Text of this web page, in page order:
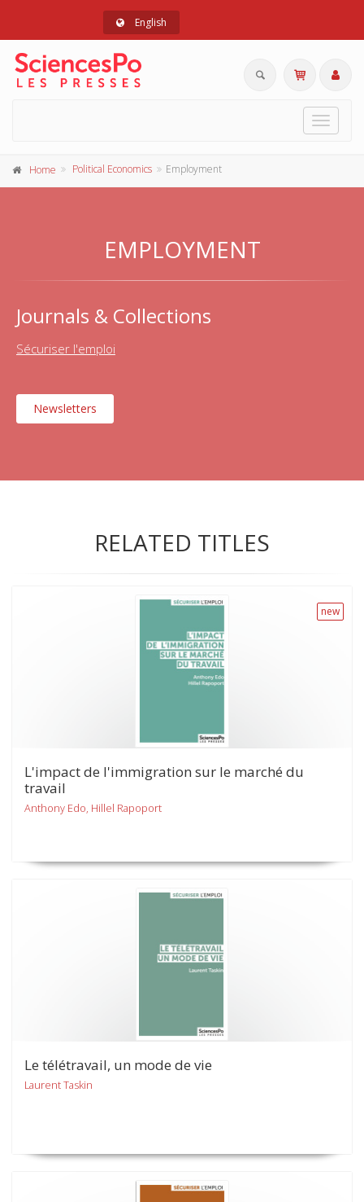
English
Toggle
Home Political Economics Employment
EMPLOYMENT
Journals & Collections
Sécuriser l'emploi
Newsletters
RELATED TITLES
new
L'impact de l'immigration sur le marché du
travail
Anthony Edo, Hillel Rapoport
Le télétravail, un mode de vie
Laurent Taskin